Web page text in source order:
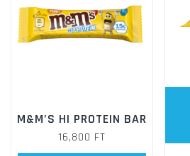
M&M’S HI PROTEIN BAR
16,800 FT